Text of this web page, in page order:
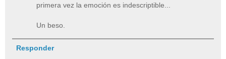
primera vez la emoción es indescriptible...
Un beso.
Responder